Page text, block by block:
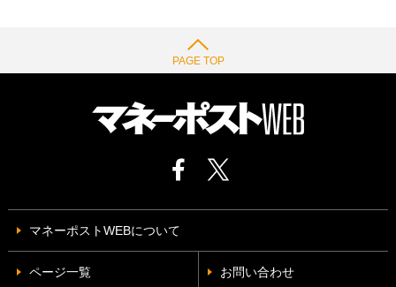
PAGE TOP
マネーポストWEBについて
ページ一覧 お問い合わせ